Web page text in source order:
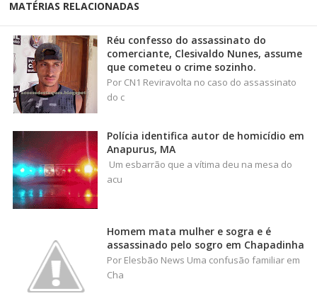
MATÉRIAS RELACIONADAS
Réu confesso do assassinato do
comerciante, Clesivaldo Nunes, assume
que cometeu o crime sozinho.
Por CN1 Reviravolta no caso do assassinato
do c
Polícia identifica autor de homicídio em
Anapurus, MA
Um esbarrão que a vítima deu na mesa do
acu
Homem mata mulher e sogra e é
assassinado pelo sogro em Chapadinha
Por Elesbão News Uma confusão familiar em
Cha